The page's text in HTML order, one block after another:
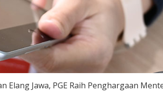
Elang Jawa, PGE Raih Penghargaan